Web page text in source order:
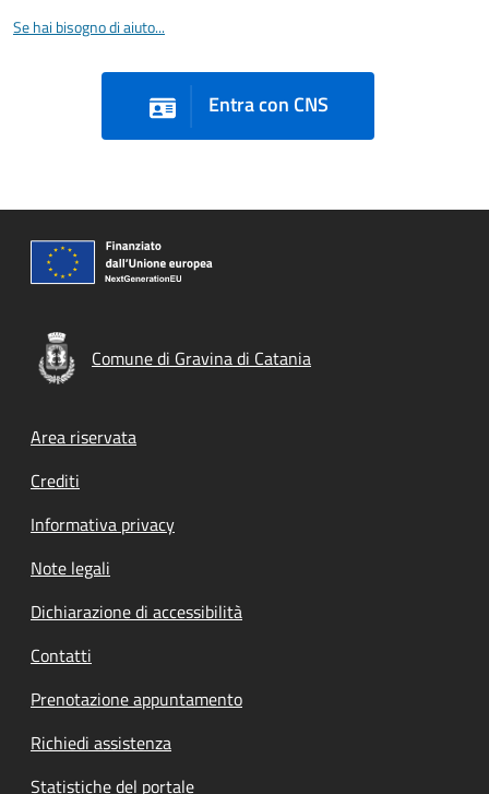
Se hai bisogno di aiuto...
Entra con CNS
Comune di Gravina di Catania
Footer menu
Area riservata
Crediti
Informativa privacy
Note legali
Dichiarazione di accessibilità
Contatti
Prenotazione appuntamento
Richiedi assistenza
Statistiche del portale